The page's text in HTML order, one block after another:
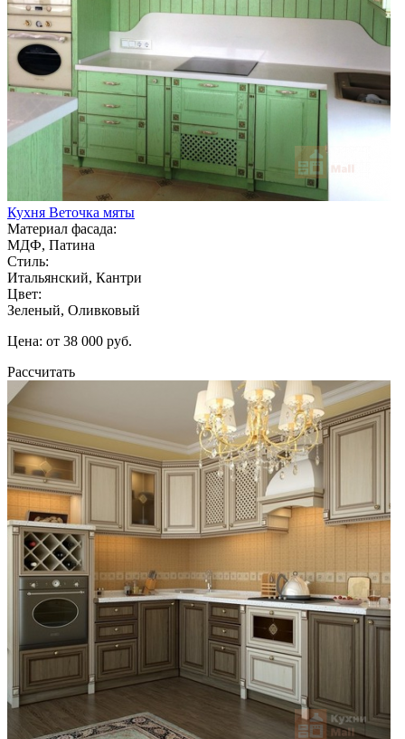
Кухня Веточка мяты
Материал фасада:
МДФ, Патина
Стиль:
Итальянский, Кантри
Цвет:
Зеленый, Оливковый
Цена: от 38 000 руб.
Рассчитать